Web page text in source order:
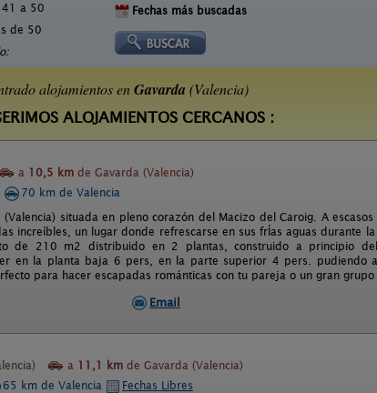
a 50
de 50
Fechas más buscadas
alojamientos enGavarda (Valencia)
ALOJAMIENTOS CERCANOS :
a 10,5 km de Gavarda (Valencia)
70 km de Valencia
situada en pleno corazón del Macizo del Caroig. A
increíbles, un lugar donde refrescarse en sus frÍas aguas durante
de 210 m2 distribuido en 2 plantas, construido a principio
en la planta baja 6 pers, en la parte superior 4 pers. pudiendo
para hacer escapadas románticas con tu pareja o un gran grupo
Email
a 11,1 km de Gavarda (Valencia)
65 km de Valencia
Fechas Libres